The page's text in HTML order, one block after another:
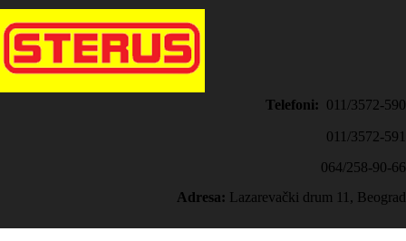
Telefoni: 011/3572-590
011/3572-591
064/258-90-66
Adresa: Lazarevački drum 11, Beograd